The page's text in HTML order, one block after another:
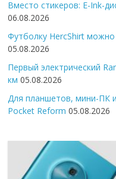
Вместо стикеров: E-Ink-
06.08.2026
Футболку HercShirt
05.08.2026
Первый электрический
км 05.08.2026
Для планшетов, мини-ПК
Pocket Reform 05.08.2026